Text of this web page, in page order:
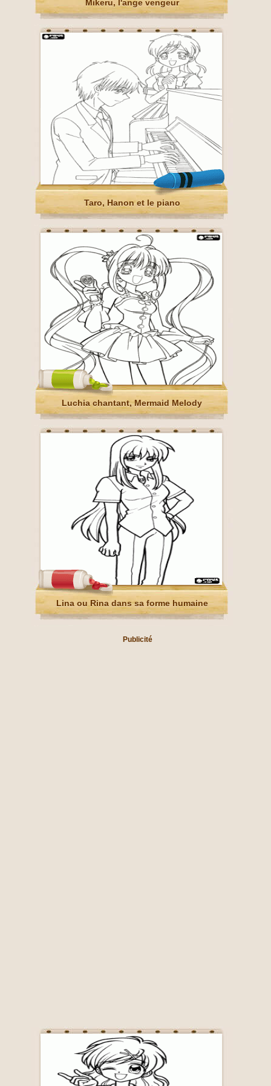
Mikeru, l'ange vengeur
Taro, Hanon et le piano
Luchia chantant, Mermaid Melody
Lina ou Rina dans sa forme humaine
Publicité